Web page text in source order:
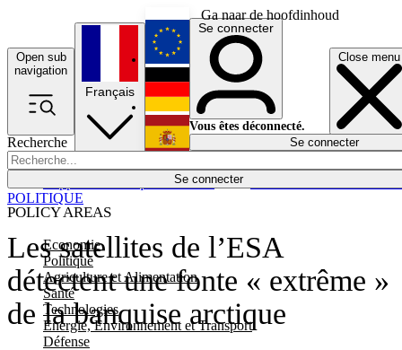
Ga naar de hoofdinhoud
Open sub
navigation
Close menu
Recherche
Se connecter
POLICY AREAS
Economie
Politique
Agriculture et Alimentation
Santé
Technologies
Energie, Environnement et Transport
Défense
Économie
Français
English
Deutsch
Español
Se connecter
Vous êtes déconnecté.
Se connecter
Les satellites de l’ESA
détectent une fonte « extrême »
de la banquise arctique
POLITIQUE